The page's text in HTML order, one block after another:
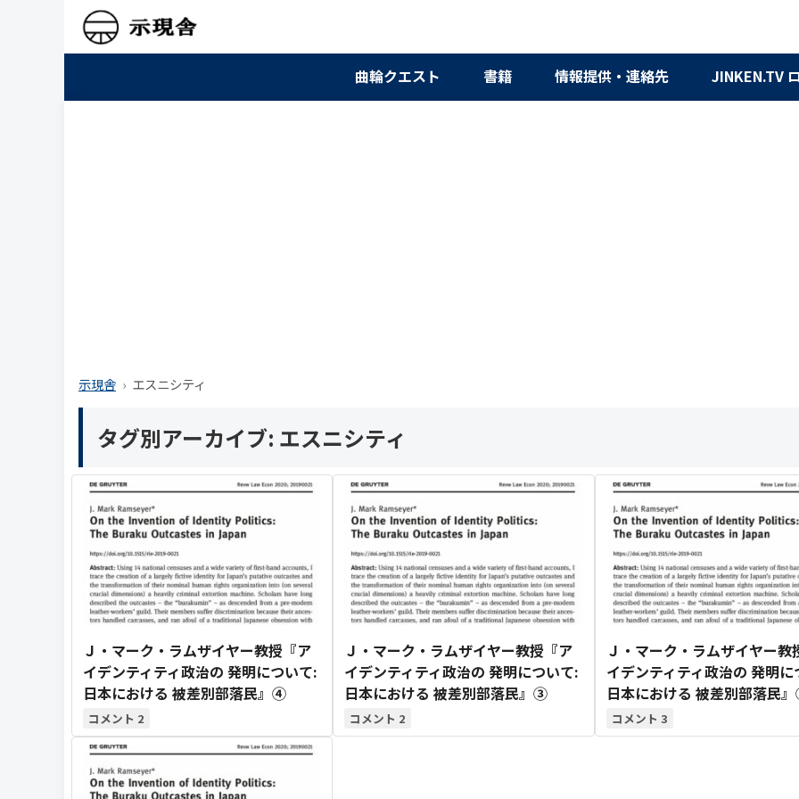
曲輪クエスト 書籍 情報提供・連絡先 JINKEN.TV
示現舎 エスニシティ
タグ別アーカイブ: エスニシティ
Ｊ・マーク・ラムザイヤー教授『ア
イデンティティ政治の 発明について:
日本における 被差別部落民』④
2
Ｊ・マーク・ラムザイヤー教授『ア
イデンティティ政治の 発明について:
日本における 被差別部落民』③
2
Ｊ・マーク・ラムザイヤー教
イデンティティ政治の 発明に
日本における 被差別部落民
3